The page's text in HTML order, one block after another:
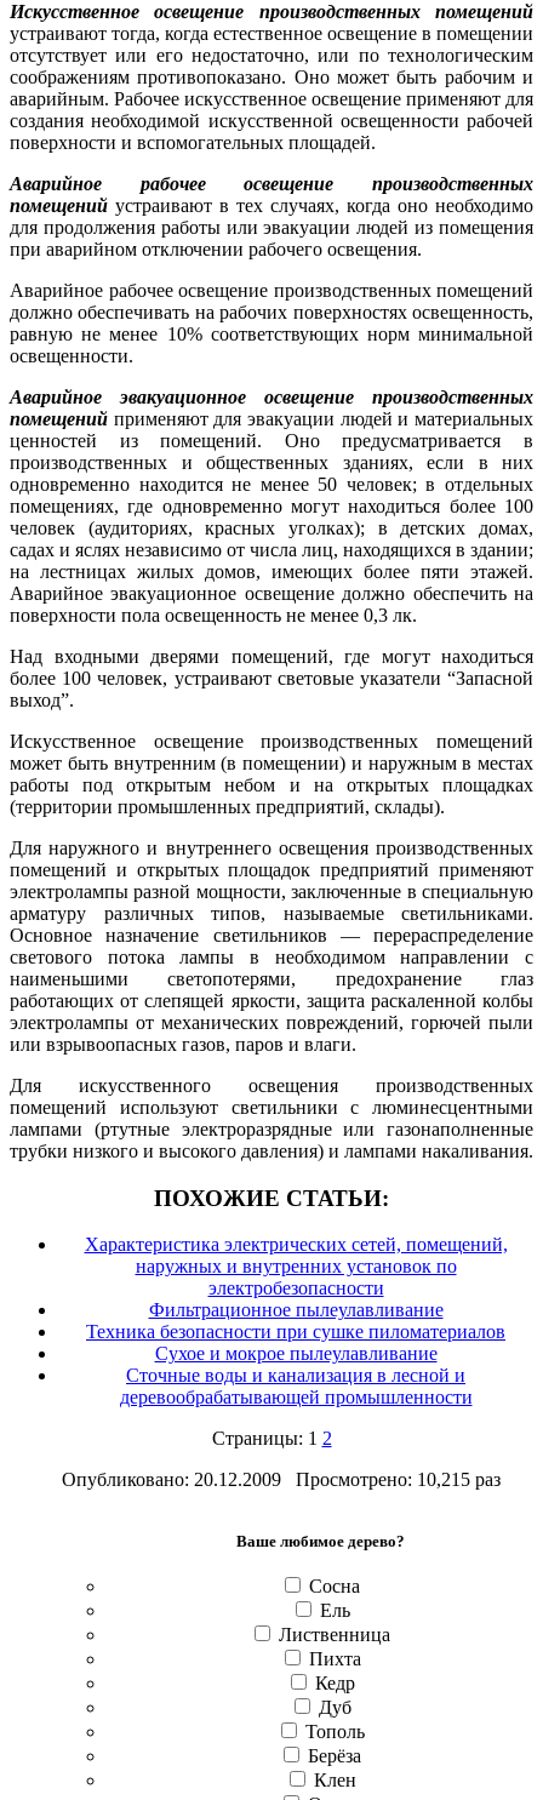
Искусственное освещение производственных помещений
устраивают тогда, когда естественное освещение в помещении
отсутствует или его недостаточно, или по технологическим
соображениям противопоказано. Оно может быть рабочим и
аварийным. Рабочее искусственное освещение применяют для
создания необходимой искусственной освещенности рабочей
поверхности и вспомогательных площадей.
Аварийное рабочее освещение производственных
помещений устраивают в тех случаях, когда оно необходимо
для продолжения работы или эвакуации людей из помещения
при аварийном отключении рабочего освещения.
Аварийное рабочее освещение производственных помещений
должно обеспечивать на рабочих поверхностях освещенность,
равную не менее 10% соответствующих норм минимальной
освещенности.
Аварийное эвакуационное освещение производственных
помещений применяют для эвакуации людей и материальных
ценностей из помещений. Оно предусматривается в
производственных и общественных зданиях, если в них
одновременно находится не менее 50 человек; в отдельных
помещениях, где одновременно могут находиться более 100
человек (аудиториях, красных уголках); в детских домах,
садах и яслях независимо от числа лиц, находящихся в здании;
на лестницах жилых домов, имеющих более пяти этажей.
Аварийное эвакуационное освещение должно обеспечить на
поверхности пола освещенность не менее 0,3 лк.
Над входными дверями помещений, где могут находиться
более 100 человек, устраивают световые указатели “Запасной
выход”.
Искусственное освещение производственных помещений
может быть внутренним (в помещении) и наружным в местах
работы под открытым небом и на открытых площадках
(территории промышленных предприятий, склады).
Для наружного и внутреннего освещения производственных
помещений и открытых площадок предприятий применяют
электролампы разной мощности, заключенные в специальную
арматуру различных типов, называемые светильниками.
Основное назначение светильников — перераспределение
светового потока лампы в необходимом направлении с
наименьшими светопотерями, предохранение глаз
работающих от слепящей яркости, защита раскаленной колбы
электролампы от механических повреждений, горючей пыли
или взрывоопасных газов, паров и влаги.
Для искусственного освещения производственных
помещений используют светильники с люминесцентными
лампами (ртутные электроразрядные или газонаполненные
трубки низкого и высокого давления) и лампами накаливания.
ПОХОЖИЕ СТАТЬИ:
Характеристика электрических сетей, помещений,
наружных и внутренних установок по
электробезопасности
Фильтрационное пылеулавливание
Техника безопасности при сушке пиломатериалов
Сухое и мокрое пылеулавливание
Сточные воды и канализация в лесной и
деревообрабатывающей промышленности
Страницы: 1 2
Опубликовано: 20.12.2009 Просмотрено: 10,215 раз
Ваше любимое дерево?
Сосна
Ель
Лиственница
Пихта
Кедр
Дуб
Тополь
Берёза
Клен